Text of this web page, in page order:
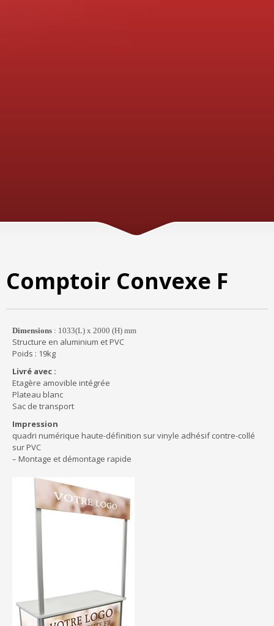
Comptoir Convexe F
Dimensions : 1033(L) x 2000 (H) mm
Structure en aluminium et PVC
Poids : 19kg
Livré avec :
Etagère amovible intégrée
Plateau blanc
Sac de transport
Impression
quadri numérique haute-définition sur vinyle adhésif contre-collé
sur PVC
– Montage et démontage rapide